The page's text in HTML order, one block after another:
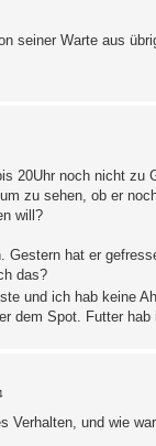
seiner Warte aus
20Uhr noch nicht zu
zu sehen, ob er
will?
Gestern hat er
das?
und ich hab keine
dem Spot. Futter
Verhalten, und wie